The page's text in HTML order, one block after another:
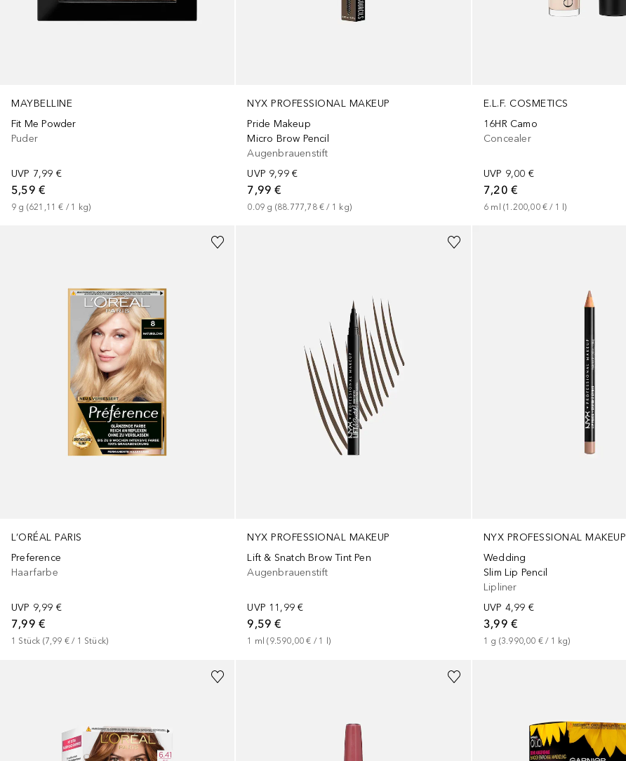
MAYBELLINE
Fit Me Powder
Puder
UVP 7,99 €
5,59 €
9 g (621,11 € / 1 kg)
NYX PROFESSIONAL MAKEUP
Pride Makeup
Micro Brow Pencil
Augenbrauenstift
UVP 9,99 €
7,99 €
0.09 g (88.777,78 € / 1 kg)
E.L.F. COSMETICS
16HR Camo
Concealer
UVP 9,00 €
7,20 €
6 ml (1.200,00 € / 1 l)
L’ORÉAL PARIS
Preference
Haarfarbe
UVP 9,99 €
7,99 €
1 Stück (7,99 € / 1 Stück)
+ 12
NYX PROFESSIONAL MAKEUP
Lift & Snatch Brow Tint Pen
Augenbrauenstift
UVP 11,99 €
9,59 €
1 ml (9.590,00 € / 1 )
+ 2
NYX PROFESSIONAL MAKEUP
Wedding
Slim Lip Pencil
Lipliner
UVP 4,99 €
3,99 €
1 g (3.990,00 € / 1 kg)
+3
+11 +20 +18